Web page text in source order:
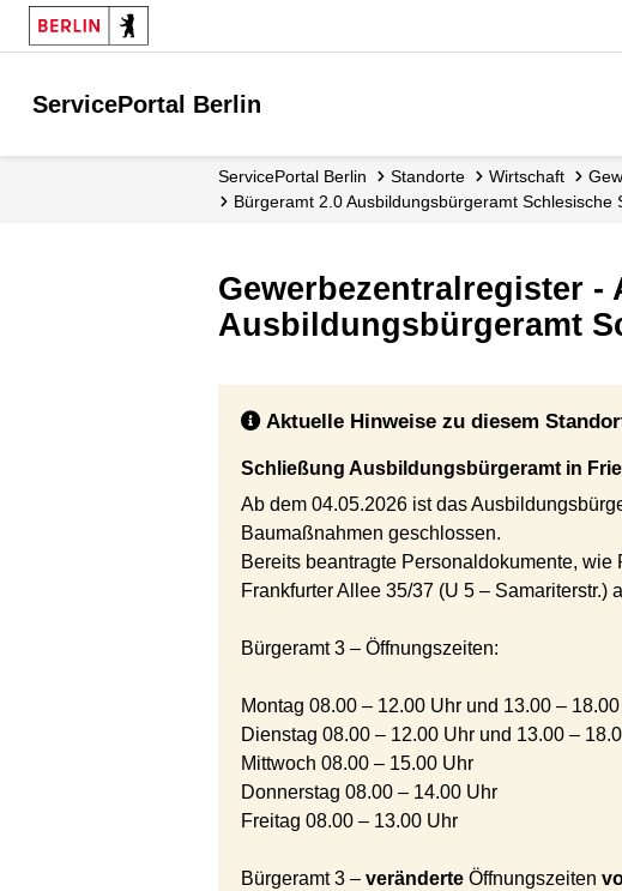
ServicePortal Berlin
ServicePortal Berlin Standorte Wirtschaft
Bürgeramt 2.0 Ausbildungsbürgeramt Schlesische
Gewerbezentralregister -
Ausbildungsbürgeramt
Aktuelle Hinweise zu diesem
Schließung Ausbildungsbürgeramt in
Ab dem 04.05.2026 ist das
Baumaßnahmen geschlossen.
Bereits beantragte Personaldokumente,
Frankfurter Allee 35/37 (U 5 – Samariterstr.)
Bürgeramt 3 – Öffnungszeiten:
Montag 08.00 – 12.00 Uhr und 13.00 –
Dienstag 08.00 – 12.00 Uhr und 13.00 –
Mittwoch 08.00 – 15.00 Uhr
Donnerstag 08.00 – 14.00 Uhr
Freitag 08.00 – 13.00 Uhr
Bürgeramt 3 – veränderte Öffnungszeiten